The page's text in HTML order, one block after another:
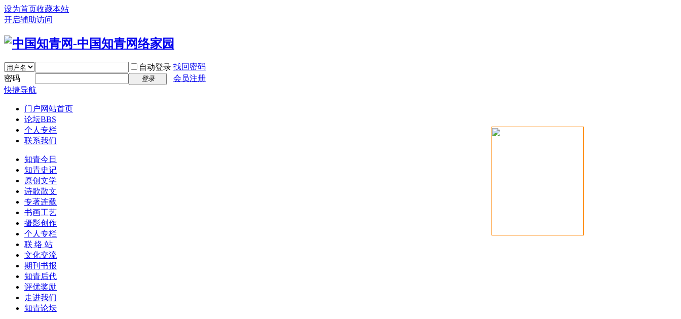
设为首页收藏本站
开启辅助访问
自动登录 找回密码
密码
登录
会员注册
快捷导航
门户网站首页
论坛BBS
个人专栏
联系我们
知青今日
知青史记
原创文学
诗歌散文
专著连载
书画工艺
摄影创作
个人专栏
联 络 站
文化交流
期刊书报
知青后代
评优奖励
走进我们
知青论坛